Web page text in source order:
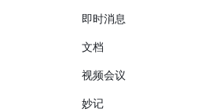
即时消息
文档
视频会议
妙记